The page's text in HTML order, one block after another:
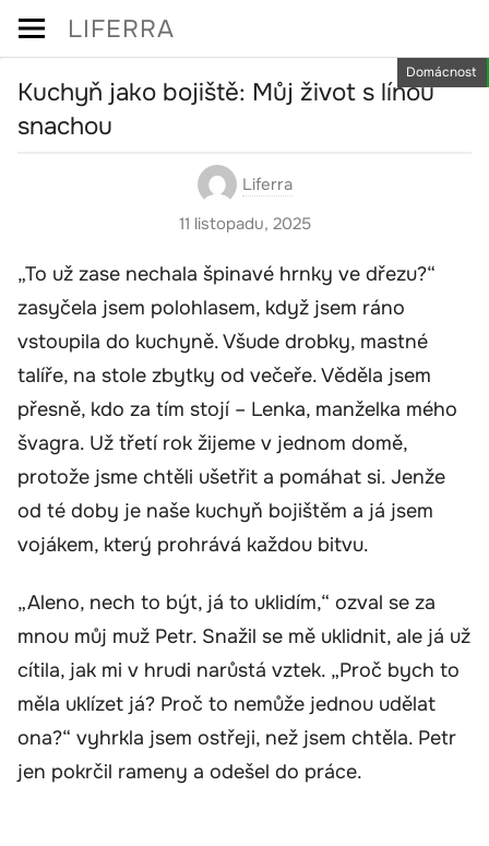
Skip
LIFERRA
Domácnost
Kuchyň jako bojiště: Můj život s línou
snachou
Liferra
11 listopadu, 2025
„To už zase nechala špinavé hrnky ve dřezu?“
zasyčela jsem polohlasem, když jsem ráno
vstoupila do kuchyně. Všude drobky, mastné
talíře, na stole zbytky od večeře. Věděla jsem
přesně, kdo za tím stojí – Lenka, manželka mého
švagra. Už třetí rok žijeme v jednom domě,
protože jsme chtěli ušetřit a pomáhat si. Jenže
od té doby je naše kuchyň bojištěm a já jsem
vojákem, který prohrává každou bitvu.
„Aleno, nech to být, já to uklidím,“ ozval se za
mnou můj muž Petr. Snažil se mě uklidnit, ale já už
cítila, jak mi v hrudi narůstá vztek. „Proč bych to
měla uklízet já? Proč to nemůže jednou udělat
ona?“ vyhrkla jsem ostřeji, než jsem chtěla. Petr
jen pokrčil rameny a odešel do práce.